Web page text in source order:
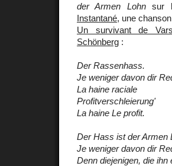
der Armen Lohnsur
Instantané, une
Un survivant de
Schönberg :
Der Rassenhass.
Je weniger davon dir
La haine raciale
Profitverschleierung'
La haine Le profit.
Der Hass ist der Armen
Je weniger davon dir
Denn diejenigen, die